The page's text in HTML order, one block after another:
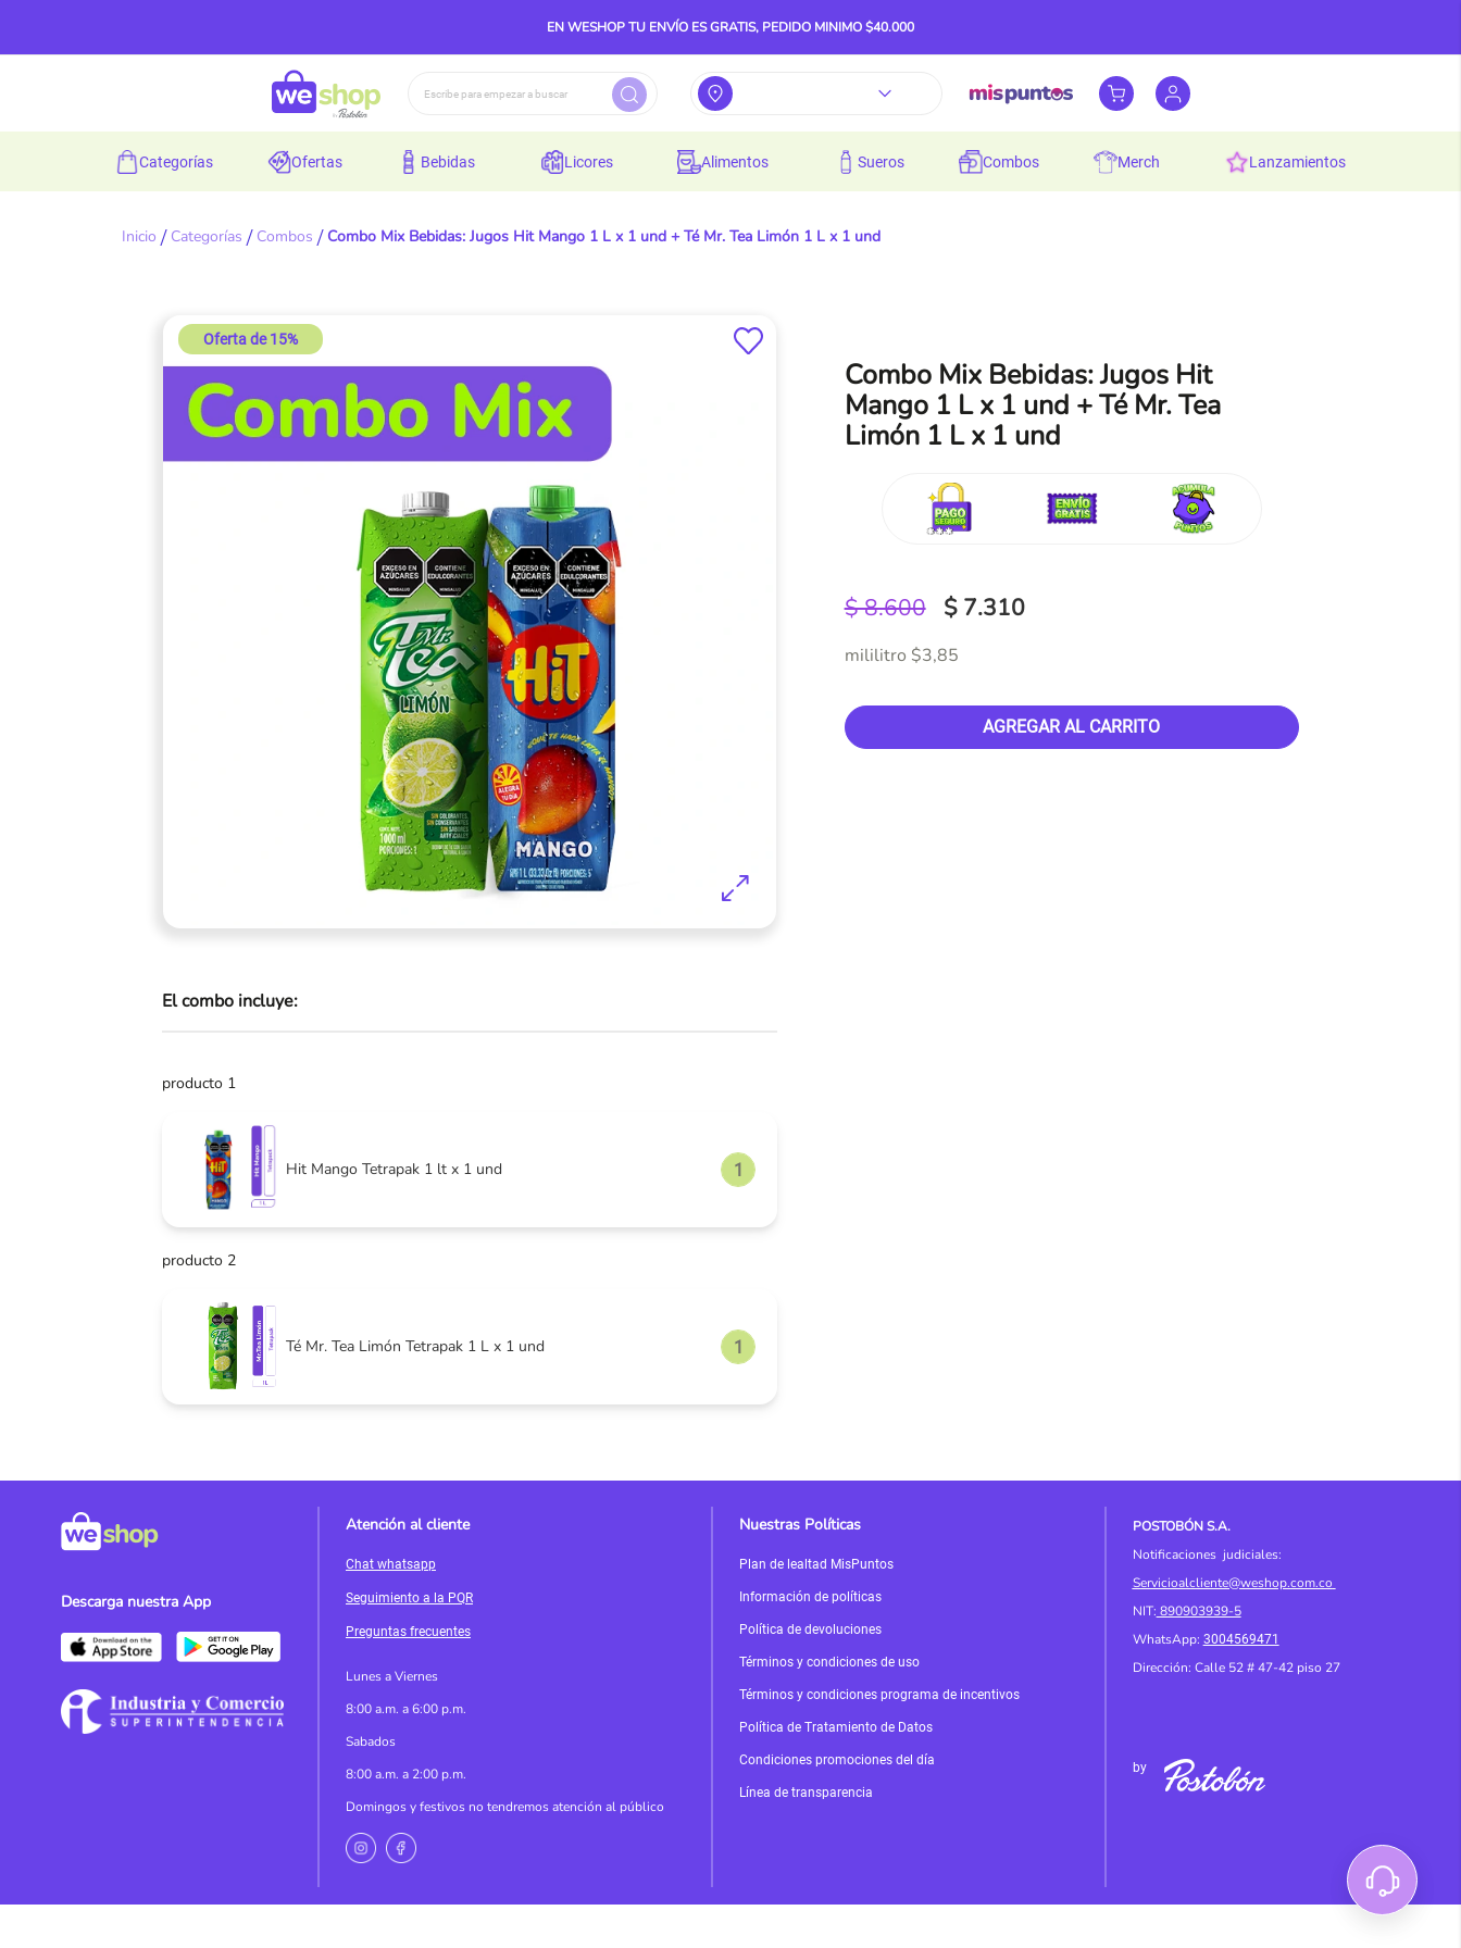
EN WESHOP TU ENVÍO ES GRATIS, PEDIDO MINIMO $40.000
categorías ofertas bebidas licores alimentos sueros combos merch lanzamientos
Inicio Categorías Combos Combo Mix Bebidas: Jugos Hit Mango 1 L x 1 und + Té Mr. Tea Limón 1 L x 1 und
Skip
Combo Mix Bebidas: Jugos Hit
Mango 1 L x 1 und + Té Mr. Tea
Limón 1 L x 1 und
$ 7.310
$ 8.600
Oferta de 15%
mililitro $3,85
AGREGAR AL CARRITO
El combo incluye:
producto 1
Hit Mango Tetrapak 1 lt x 1 und
producto 2
Té Mr. Tea Limón Tetrapak 1 L x 1 und
Descarga nuestra App
Atención al cliente
Chat whatsapp
Seguimiento a la PQR
Preguntas frecuentes
Lunes a Viernes
8:00 a.m. a 6:00 p.m.
Sabados
8:00 a.m. a 2:00 p.m.
Domingos y festivos no tendremos atención al público
Nuestras Políticas
Plan de lealtad MisPuntos
Información de políticas
Política de devoluciones
Términos y condiciones de uso
Términos y condiciones programa de incentivos
Política de Tratamiento de Datos
Condiciones promociones del día
Línea de transparencia
POSTOBÓN S.A.
Notificaciones judiciales:
Servicioalcliente@weshop.com.co
NIT: 890903939-5
WhatsApp: 3004569471
Dirección: Calle 52 # 47-42 piso 27
by